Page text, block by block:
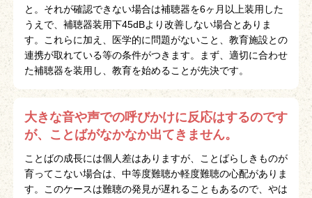
と。それが確認できない場合は補聴器を6ヶ月以上装用した
うえで、補聴器装用下45dBより改善しない場合とありま
す。これらに加え、医学的に問題がないこと、教育施設との
連携が取れている等の条件がつきます。まず、適切に合わせ
た補聴器を装用し、教育を始めることが先決です。
大きな音や声での呼びかけに反応はするのです
が、ことばがなかなか出てきません。
ことばの成長には個人差はありますが、ことばらしきものが
育ってこない場合は、中等度難聴か軽度難聴の心配がありま
す。このケースは難聴の発見が遅れることもあるので、やは